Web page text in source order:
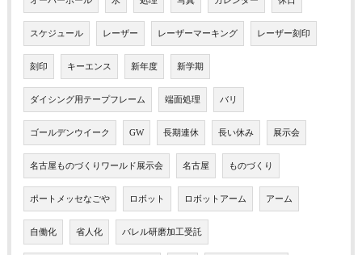
スケジュール レーザー レーザーマーキング レーザー刻印
刻印 キーエンス 新年度 新学期
ダイシング用テープフレーム 端面処理 バリ
ゴールデンウイーク GW 長期連休 長い休み 展示会
名古屋ものづくりワールド展示会 名古屋 ものづくり
ポートメッセなごや ロボット ロボットアーム アーム
自働化 省人化 バレル研磨加工受託